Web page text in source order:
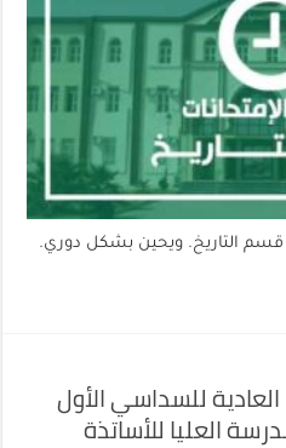
التاريخ. ويحين بشكل دوري.
العادية للسداسي الأول
المدرسة العليا للأساتذة